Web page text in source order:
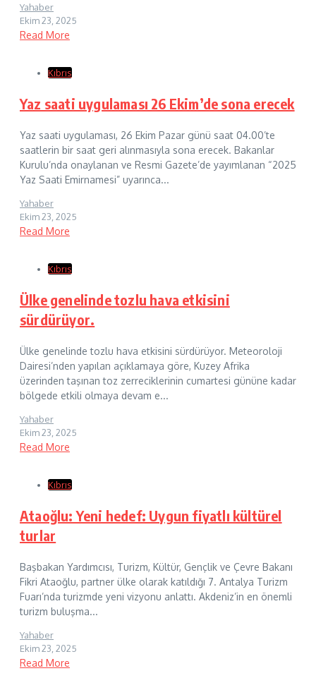
Yahaber
Ekim 23, 2025
Read More
Kıbrıs
Yaz saati uygulaması 26 Ekim’de sona erecek
Yaz saati uygulaması, 26 Ekim Pazar günü saat 04.00’te
saatlerin bir saat geri alınmasıyla sona erecek. Bakanlar
Kurulu’nda onaylanan ve Resmi Gazete’de yayımlanan “2025
Yaz Saati Emirnamesi” uyarınca...
Yahaber
Ekim 23, 2025
Read More
Kıbrıs
Ülke genelinde tozlu hava etkisini
sürdürüyor.
Ülke genelinde tozlu hava etkisini sürdürüyor. Meteoroloji
Dairesi’nden yapılan açıklamaya göre, Kuzey Afrika
üzerinden taşınan toz zerreciklerinin cumartesi gününe kadar
bölgede etkili olmaya devam e...
Yahaber
Ekim 23, 2025
Read More
Kıbrıs
Ataoğlu: Yeni hedef: Uygun fiyatlı kültürel
turlar
Başbakan Yardımcısı, Turizm, Kültür, Gençlik ve Çevre Bakanı
Fikri Ataoğlu, partner ülke olarak katıldığı 7. Antalya Turizm
Fuarı’nda turizmde yeni vizyonu anlattı. Akdeniz’in en önemli
turizm buluşma...
Yahaber
Ekim 23, 2025
Read More